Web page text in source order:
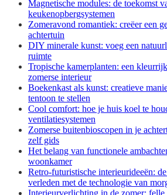
Magnetische modules: de toekomst
keukenopbergsystemen
Zomeravond romantiek: creëer een
achtertuin
DIY minerale kunst: voeg een
ruimte
Tropische kamerplanten: een
zomerse interieur
Boekenkast als kunst: creatieve
tentoon te stellen
Cool comfort: hoe je huis koel te
ventilatiesystemen
Zomerse buitenbioscopen in je
zelf gids
Het belang van functionele
woonkamer
Retro-futuristische interieurideeën:
verleden met de technologie van